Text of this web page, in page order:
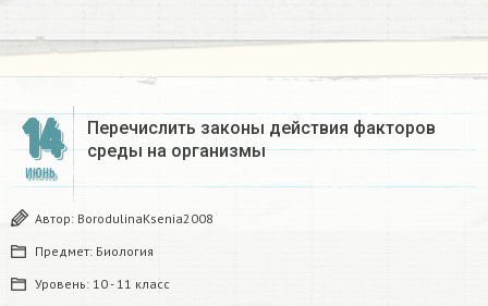
14
ИЮНЬ
Перечислить законы действия факторов
среды на организмы
Автор: BorodulinaKsenia2008
Предмет: Биология
Уровень: 10 - 11 класс